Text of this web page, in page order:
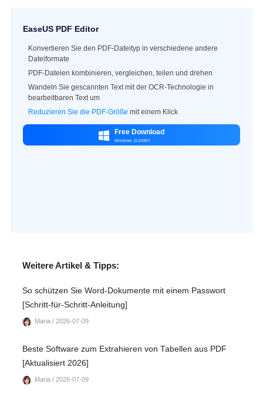
EaseUS PDF Editor
Konvertieren Sie den PDF-Dateityp in verschiedene andere
Dateiformate
PDF-Dateien kombinieren, vergleichen, teilen und drehen
Wandeln Sie gescannten Text mit der OCR-Technologie in
bearbeitbaren Text um
Reduzieren Sie die PDF-Größe mit einem Klick
 Free Download
Windows 11/10/8/7
Weitere Artikel & Tipps:
So schützen Sie Word-Dokumente mit einem Passwort
[Schritt-für-Schritt-Anleitung]
Maria / 2026-07-09
Beste Software zum Extrahieren von Tabellen aus PDF
[Aktualisiert 2026]
Maria / 2026-07-09